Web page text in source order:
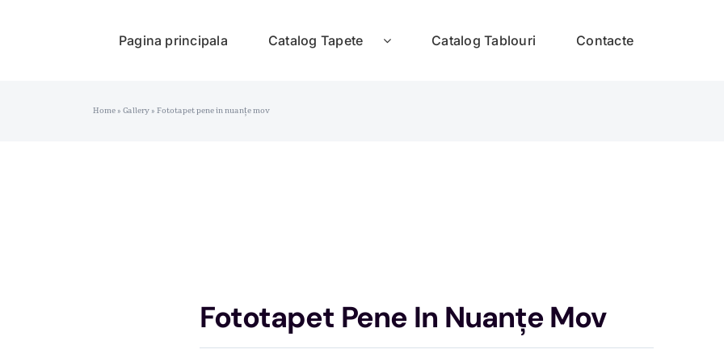
Pagina principala Catalog Tapete Catalog Tablouri Contacte
Home»Gallery»Fototapet pene in nuanțe mov
Fototapet Pene In Nuanțe Mov